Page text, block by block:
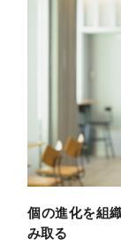
個の進化を組
み取る